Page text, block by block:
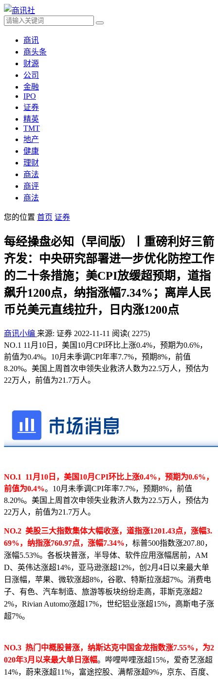
商讯
商头条
财源
公司
金融
IPO
证券
精英
TMT
地产
健康
理财
商法
商评
商法
您的位置 首页 证券
每经操盘必知（早间版）丨重磅利好三箭
齐发：中央研究部署进一步优化防控工作
的二十条措施；美CPI放缓超预期，道指
飙升1200点，纳指涨幅7.34%；离岸人民
币兑美元直线拉升，日内涨1200点
商讯小编 来源: 证券 2022-11-11 阅读( 2275)
NO.1 11月10日，美国10月CPI环比上涨0.4%，预期为0.6%，
前值为0.4%。10月未季调CPI年率7.7%，预期8%，前值
8.20%。美国上周首次申领失业救济人数为22.5万人，预估为
22万人，前值为21.7万人。
NO.1 11月10日，美国10月CPI环比上涨0.4%，预期为0.6%，
前值为0.4%。10月未季调CPI年率7.7%，预期8%，前值
8.20%。美国上周首次申领失业救济人数为22.5万人，预估为
22万人，前值为21.7万人。
NO.2 美股三大指数集体大幅收涨，道指涨1201.43点，涨幅3.
69%，纳指涨760.97点，涨幅7.34%，标普500指数涨207.80，
涨幅5.53%。各板块普涨，半导体、软件应用涨幅居前，AM
D、英伟达涨超14%，亚马逊涨超12%，创2月4日以来最大单
日涨幅，苹果、微软涨超8%，谷歌、特斯拉涨超7%。消费电
子、有色、汽车制造、旅游等板块纷纷走高，菲斯克涨超2
2%，Rivian Automo涨超17%，世纪铝业涨超15%，高斯电子涨
超7%。
NO.3 热门中概股普涨，纳斯达克中国金龙指数涨7.55%，为2
020年3月以来最大单日涨幅。哔哩哔哩涨超15%，爱奇艺涨超
14%，蔚来涨超11%，富途控股、满帮涨超9%，京东、百度、